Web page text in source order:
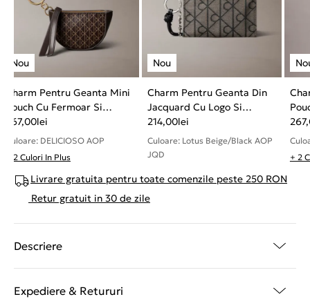
Charm Pentru Geanta Mini
Pouch Cu Fermoar Si
Emblema Logo
267,00lei
Culoare: DELICIOSO AOP
+ 2 Culori In Plus
Charm Pentru Geanta Din
Jacquard Cu Logo Si
Compartiment Cu Fermoar
214,00lei
Culoare: Lotus Beige/Black AOP
JQD
+ 2
Livrare gratuita pentru toate comenzile peste 250 RON
Retur gratuit in 30 de zile
Descriere
Expediere & Retururi